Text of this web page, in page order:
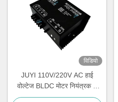
विडियो
JUYI 110V/220V AC हाई
वोल्टेज BLDC मोटर नियंत्रक 3
चरण ब्रशलेस मोटर के लिए गति